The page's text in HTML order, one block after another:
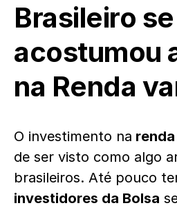
Brasileiro se
acostumou
na Renda
O investimento na
de ser visto como algo
brasileiros. Até pouco
investidores da Bolsa